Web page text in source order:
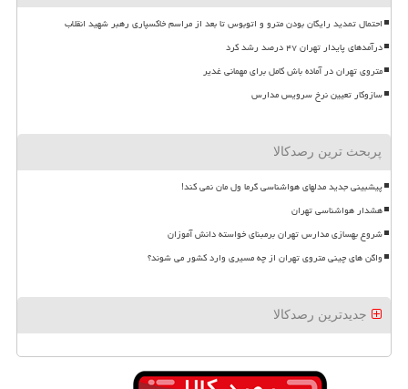
احتمال تمدید رایگان بودن مترو و اتوبوس تا بعد از مراسم خاکسپاری رهبر شهید انقلاب
درآمدهای پایدار تهران ۴۷ درصد رشد کرد
متروی تهران در آماده باش کامل برای مهمانی غدیر
سازوکار تعیین نرخ سرویس مدارس
پربحث ترین رصدکالا
پیشبینی جدید مدلهای هواشناسی گرما ول مان نمی کند!
هشدار هواشناسی تهران
شروع بهسازی مدارس تهران برمبنای خواسته دانش آموزان
واگن های چینی متروی تهران از چه مسیری وارد کشور می شوند؟
جدیدترین رصدکالا